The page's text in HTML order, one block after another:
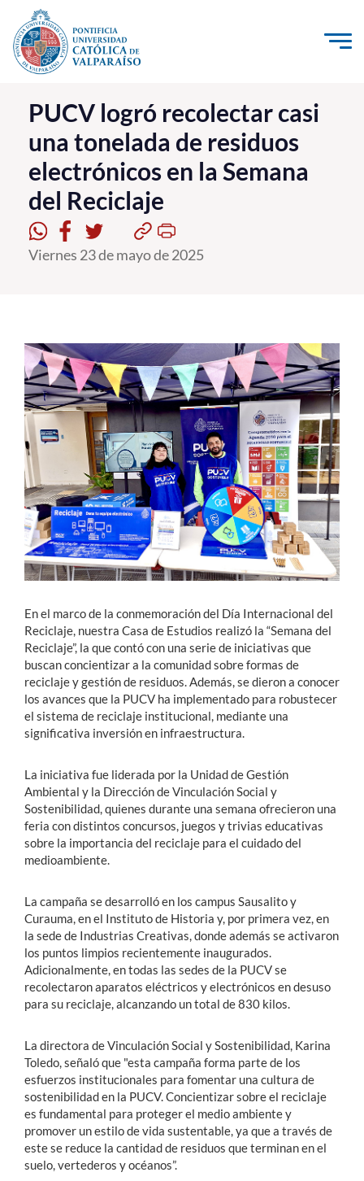
Click acá para ir directamente al contenido
La Universidad
Investigación, Creación e Innovación
PUCV Internacional
Vinculación con el Medio
Admisión
Formación Continua
Estudiantes
Académicos
Funcionarios
Alumni
English
PUCV logró recolectar casi
una tonelada de residuos
electrónicos en la Semana
del Reciclaje
Viernes 23 de mayo de 2025
En el marco de la conmemoración del Día Internacional del
Reciclaje, nuestra Casa de Estudios realizó la “Semana del
Reciclaje”, la que contó con una serie de iniciativas que
buscan concientizar a la comunidad sobre formas de
reciclaje y gestión de residuos. Además, se dieron a conocer
los avances que la PUCV ha implementado para robustecer
el sistema de reciclaje institucional, mediante una
significativa inversión en infraestructura.
La iniciativa fue liderada por la Unidad de Gestión
Ambiental y la Dirección de Vinculación Social y
Sostenibilidad, quienes durante una semana ofrecieron una
feria con distintos concursos, juegos y trivias educativas
sobre la importancia del reciclaje para el cuidado del
medioambiente.
La campaña se desarrolló en los campus Sausalito y
Curauma, en el Instituto de Historia y, por primera vez, en
la sede de Industrias Creativas, donde además se activaron
los puntos limpios recientemente inaugurados.
Adicionalmente, en todas las sedes de la PUCV se
recolectaron aparatos eléctricos y electrónicos en desuso
para su reciclaje, alcanzando un total de 830 kilos.
La directora de Vinculación Social y Sostenibilidad, Karina
Toledo, señaló que "esta campaña forma parte de los
esfuerzos institucionales para fomentar una cultura de
sostenibilidad en la PUCV. Concientizar sobre el reciclaje
es fundamental para proteger el medio ambiente y
promover un estilo de vida sustentable, ya que a través de
este se reduce la cantidad de residuos que terminan en el
suelo, vertederos y océanos”.